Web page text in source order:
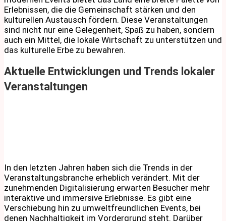
Erlebnissen, die die Gemeinschaft stärken und den
kulturellen Austausch fördern. Diese Veranstaltungen
sind nicht nur eine Gelegenheit, Spaß zu haben, sondern
auch ein Mittel, die lokale Wirtschaft zu unterstützen und
das kulturelle Erbe zu bewahren.
Aktuelle Entwicklungen und Trends lokaler
Veranstaltungen
In den letzten Jahren haben sich die Trends in der
Veranstaltungsbranche erheblich verändert. Mit der
zunehmenden Digitalisierung erwarten Besucher mehr
interaktive und immersive Erlebnisse. Es gibt eine
Verschiebung hin zu umweltfreundlichen Events, bei
denen Nachhaltigkeit im Vordergrund steht. Darüber